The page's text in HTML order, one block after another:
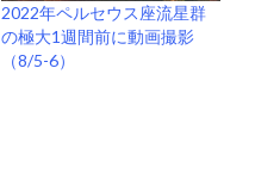
2022年ペルセウス座流星群
の極大1週間前に動画撮影
（8/5-6）